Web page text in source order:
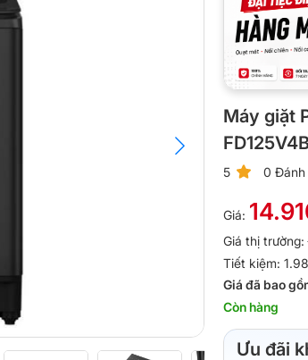
Máy giặt
5 0 Đánh
Giá:
Giá thị trường:
Tiết kiệm:
Giá đã bao
Còn hàng
Ưu đãi